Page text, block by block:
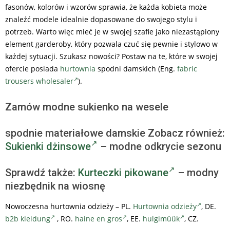
fasonów, kolorów i wzorów sprawia, że każda kobieta może
znaleźć modele idealnie dopasowane do swojego stylu i
potrzeb. Warto więc mieć je w swojej szafie jako niezastąpiony
element garderoby, który pozwala czuć się pewnie i stylowo w
każdej sytuacji. Szukasz nowości? Postaw na te, które w swojej
ofercie posiada hurtownia spodni damskich (Eng. fabric
trousers wholesaler ).
Zamów modne sukienko na wesele
spodnie materiałowe damskie Zobacz również:
Sukienki dżinsowe
– modne odkrycie sezonu
Sprawdź także: Kurteczki pikowane
– modny
niezbędnik na wiosnę
Nowoczesna hurtownia odzieży – PL. Hurtownia odzieży , DE.
b2b kleidung
, RO. haine en gros , EE. hulgimüük , CZ.